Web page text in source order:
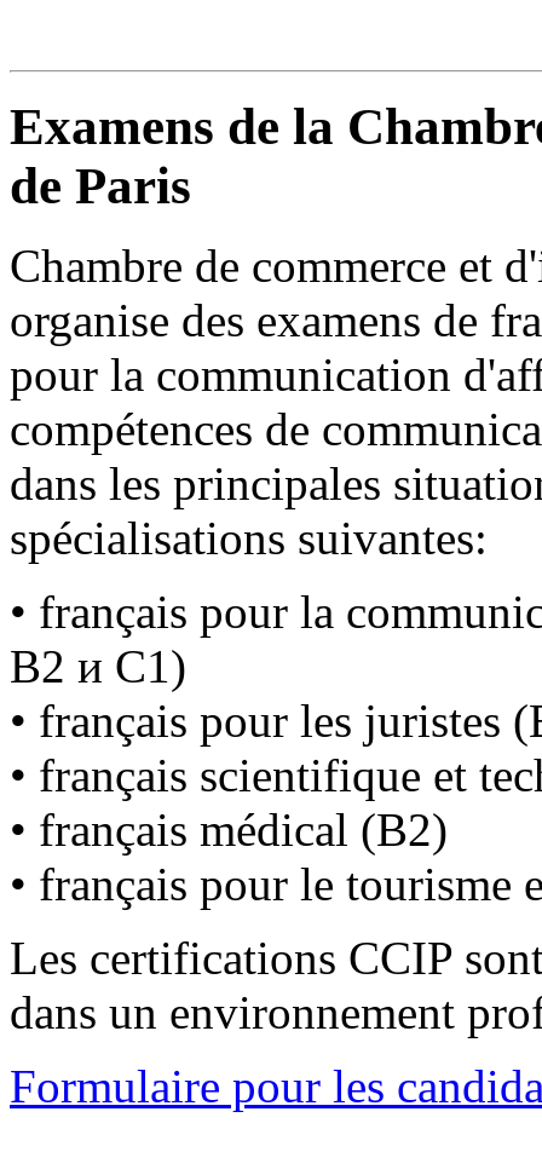
Examens de la
de Paris
Chambre de commerce et
organise des examens de
pour la communication
compétences de
dans les principales
spécialisations suivantes:
• français pour la
В2 и С1)
• français pour les juristes
• français scientifique et
• français médical (В2)
• français pour le
Les certifications CCIP
dans un environnement
Formulaire pour les